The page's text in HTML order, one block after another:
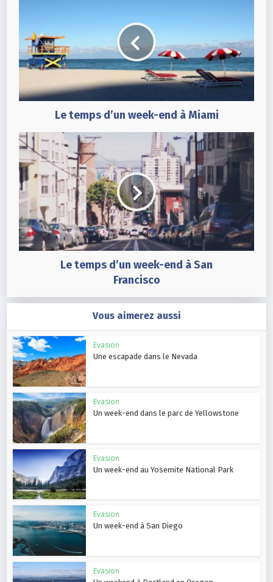
Le temps d’un week-end à Miami
Le temps d’un week-end à San
Francisco
Vous aimerez aussi
Evasion
Une escapade dans le Nevada
Evasion
Un week-end dans le parc de Yellowstone
Evasion
Un week-end au Yosemite National Park
Evasion
Un week-end à San Diego
Evasion